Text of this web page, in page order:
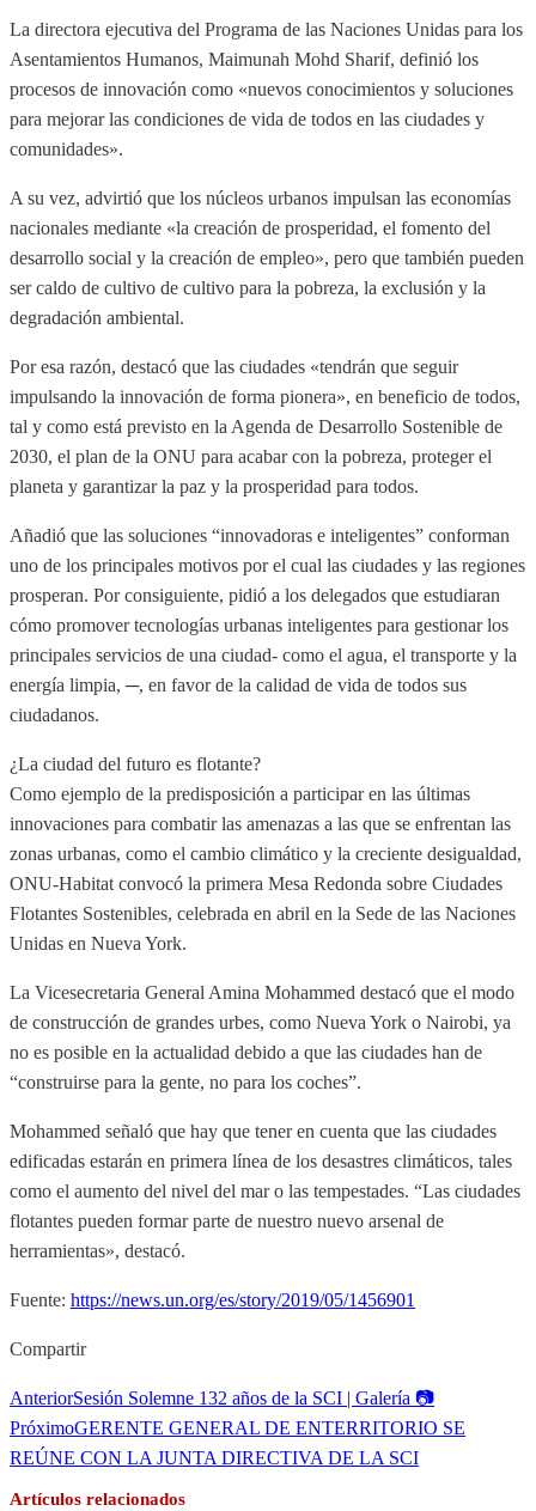
La directora ejecutiva del Programa de las Naciones Unidas para los
Asentamientos Humanos, Maimunah Mohd Sharif, definió los
procesos de innovación como «nuevos conocimientos y soluciones
para mejorar las condiciones de vida de todos en las ciudades y
comunidades».
A su vez, advirtió que los núcleos urbanos impulsan las economías
nacionales mediante «la creación de prosperidad, el fomento del
desarrollo social y la creación de empleo», pero que también pueden
ser caldo de cultivo de cultivo para la pobreza, la exclusión y la
degradación ambiental.
Por esa razón, destacó que las ciudades «tendrán que seguir
impulsando la innovación de forma pionera», en beneficio de todos,
tal y como está previsto en la Agenda de Desarrollo Sostenible de
2030, el plan de la ONU para acabar con la pobreza, proteger el
planeta y garantizar la paz y la prosperidad para todos.
Añadió que las soluciones “innovadoras e inteligentes” conforman
uno de los principales motivos por el cual las ciudades y las regiones
prosperan. Por consiguiente, pidió a los delegados que estudiaran
cómo promover tecnologías urbanas inteligentes para gestionar los
principales servicios de una ciudad- como el agua, el transporte y la
energía limpia, ─, en favor de la calidad de vida de todos sus
ciudadanos.
¿La ciudad del futuro es flotante?
Como ejemplo de la predisposición a participar en las últimas
innovaciones para combatir las amenazas a las que se enfrentan las
zonas urbanas, como el cambio climático y la creciente desigualdad,
ONU-Habitat convocó la primera Mesa Redonda sobre Ciudades
Flotantes Sostenibles, celebrada en abril en la Sede de las Naciones
Unidas en Nueva York.
La Vicesecretaria General Amina Mohammed destacó que el modo
de construcción de grandes urbes, como Nueva York o Nairobi, ya
no es posible en la actualidad debido a que las ciudades han de
“construirse para la gente, no para los coches”.
Mohammed señaló que hay que tener en cuenta que las ciudades
edificadas estarán en primera línea de los desastres climáticos, tales
como el aumento del nivel del mar o las tempestades. “Las ciudades
flotantes pueden formar parte de nuestro nuevo arsenal de
herramientas», destacó.
Fuente: https://news.un.org/es/story/2019/05/1456901
Compartir
AnteriorSesión Solemne 132 años de la SCI | Galería 📷
PróximoGERENTE GENERAL DE ENTERRITORIO SE
REÚNE CON LA JUNTA DIRECTIVA DE LA SCI
Artículos relacionados